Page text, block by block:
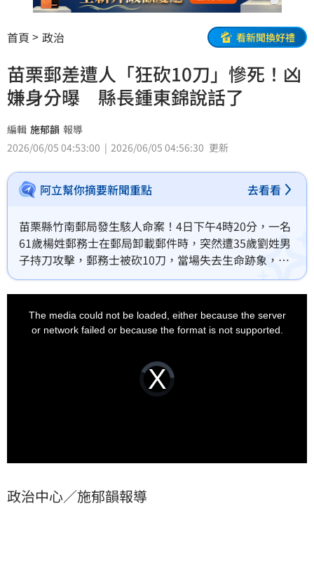
首頁 政治 看新聞換好禮
苗栗郵差遭人「狂砍10刀」慘死！凶
嫌身分曝 縣長鍾東錦說話了
編輯 施郁韻 報導
2026/06/05 04:53:00
2026/06/05 04:56:30 更新
阿立幫你摘要新聞重點 去看看
苗栗縣竹南郵局發生駭人命案！4日下午4時20分，一名
61歲楊姓郵務士在郵局卸載郵件時，突然遭35歲劉姓男
子持刀攻擊，郵務士被砍10刀，當場失去生命跡象，送
醫搶救不治。對此，苗栗縣長鍾東錦在臉書發聲。
Video
Player
loading.
The media could not be loaded, either because the server
or network failed or because the format is not supported.
政治中心／施郁韻報導